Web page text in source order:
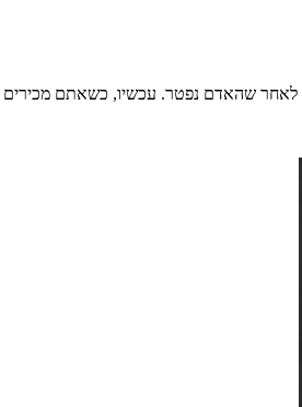
לאחר שהאדם נפטר. עכשיו, כשאתם מכירים